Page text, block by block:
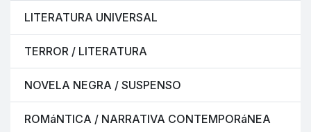
LITERATURA UNIVERSAL
TERROR / LITERATURA
NOVELA NEGRA / SUSPENSO
ROMáNTICA / NARRATIVA CONTEMPORáNEA